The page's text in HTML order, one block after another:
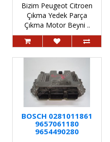
Bizim Peugeot Citroen
Çıkma Yedek Parça
Çıkma Motor Beyni ..
BOSCH 0281011861
9657061180
9654490280